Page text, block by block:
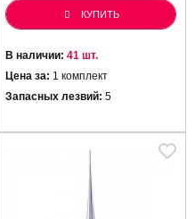
КУПИТЬ
В наличии: 41 шт.
Цена за: 1 комплект
Запасных лезвий: 5